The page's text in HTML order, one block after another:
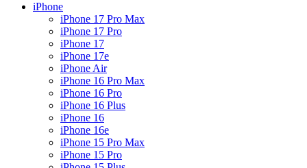
iPhone
iPhone 17 Pro Max
iPhone 17 Pro
iPhone 17
iPhone 17e
iPhone Air
iPhone 16 Pro Max
iPhone 16 Pro
iPhone 16 Plus
iPhone 16
iPhone 16e
iPhone 15 Pro Max
iPhone 15 Pro